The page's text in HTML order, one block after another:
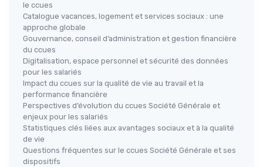
le ccues
Catalogue vacances, logement et services sociaux : une
approche globale
Gouvernance, conseil d’administration et gestion financière
du ccues
Digitalisation, espace personnel et sécurité des données
pour les salariés
Impact du ccues sur la qualité de vie au travail et la
performance financière
Perspectives d’évolution du ccues Société Générale et
enjeux pour les salariés
Statistiques clés liées aux avantages sociaux et à la qualité
de vie
Questions fréquentes sur le ccues Société Générale et ses
dispositifs